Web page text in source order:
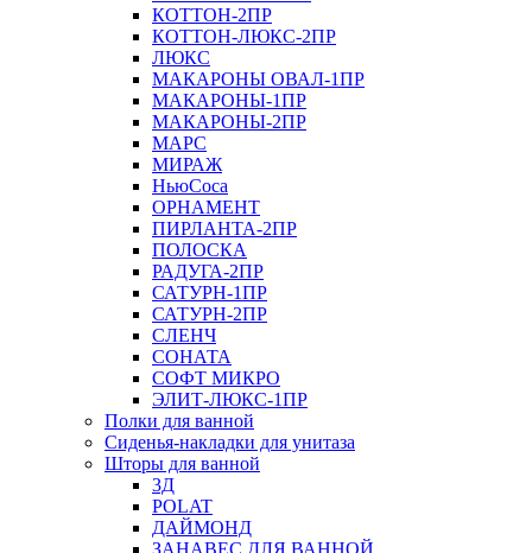
КОТТОН-2ПР
КОТТОН-ЛЮКС-2ПР
ЛЮКС
МАКАРОНЫ ОВАЛ-1ПР
МАКАРОНЫ-1ПР
МАКАРОНЫ-2ПР
МАРС
МИРАЖ
НьюСоса
ОРНАМЕНТ
ПИРЛАНТА-2ПР
ПОЛОСКА
РАДУГА-2ПР
САТУРН-1ПР
САТУРН-2ПР
СЛЕНЧ
СОНАТА
СОФТ МИКРО
ЭЛИТ-ЛЮКС-1ПР
Полки для ванной
Сиденья-накладки для унитаза
Шторы для ванной
3Д
POLAT
ДАЙМОНД